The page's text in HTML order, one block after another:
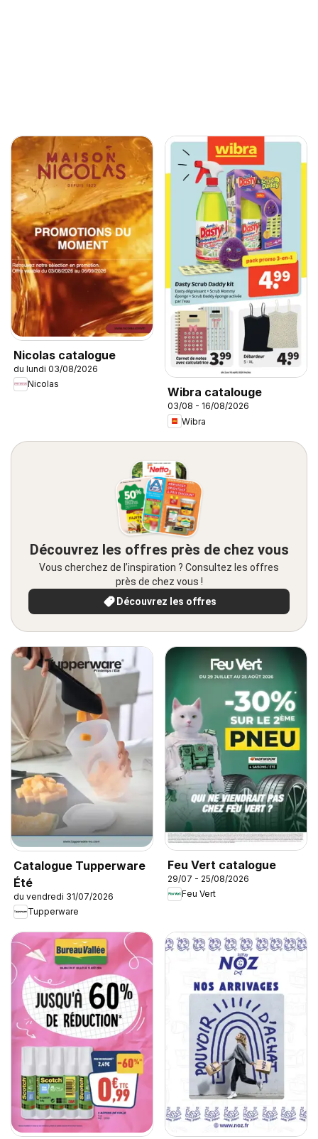
Nicolas catalogue
du lundi 03/08/2026
Nicolas
Wibra catalouge
03/08 - 16/08/2026
Wibra
Découvrez les offres près de chez vous
Vous cherchez de l’inspiration ? Consultez les offres
près de chez vous !
Découvrez les offres
Catalogue Tupperware
Été
du vendredi 31/07/2026
Tupperware
Feu Vert catalogue
29/07 - 25/08/2026
Feu Vert